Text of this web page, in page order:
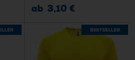
ab 3,10 €